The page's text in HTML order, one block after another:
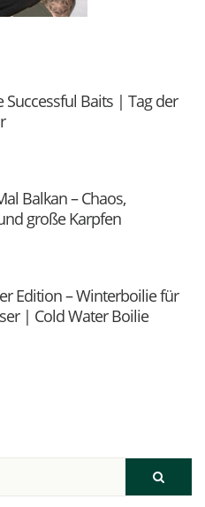
Successful Baits | Tag der
Balkan – Chaos,
große Karpfen
Edition – Winterboilie für
| Cold Water Boilie